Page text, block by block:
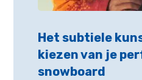
Het subtiele
kiezen van je
snowboard